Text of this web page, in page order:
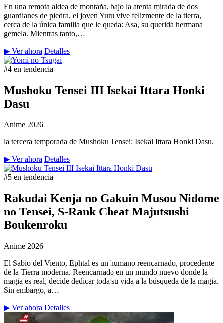
En una remota aldea de montaña, bajo la atenta mirada de dos
guardianes de piedra, el joven Yuru vive felizmente de la tierra,
cerca de la única familia que le queda: Asa, su querida hermana
gemela. Mientras tanto,…
▶ Ver ahora Detalles
#4 en tendencia
Mushoku Tensei III Isekai Ittara Honki
Dasu
Anime 2026
la tercera temporada de Mushoku Tensei: Isekai Ittara Honki Dasu.
▶ Ver ahora Detalles
#5 en tendencia
Rakudai Kenja no Gakuin Musou Nidome
no Tensei, S-Rank Cheat Majutsushi
Boukenroku
Anime 2026
El Sabio del Viento, Ephtal es un humano reencarnado, procedente
de la Tierra moderna. Reencarnado en un mundo nuevo donde la
magia es real, decide dedicar toda su vida a la búsqueda de la magia.
Sin embargo, a…
▶ Ver ahora Detalles